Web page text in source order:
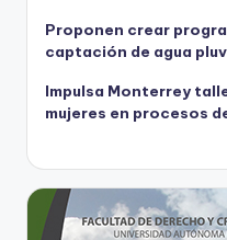
Proponen crear
captación de agua
Impulsa Monterrey
mujeres en procesos